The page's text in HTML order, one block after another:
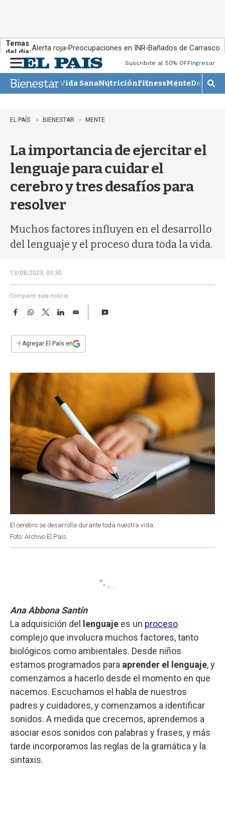
Temas
del día:Alerta roja Preocupaciones en INR Bañados de Carrasco
n
u
Suscribite al 50% OFFIngresar
Vida SanaNutriciónFitnessMente
M
o
a
EL PAÍS BIENESTAR MENTE
La importancia de ejercitar el
lenguaje para cuidar el
cerebro y tres desafíos para
resolver
Muchos factores influyen en el desarrollo
del lenguaje y el proceso dura toda la vida.
13/08/2023, 03:30
Compartir esta noticia
F
e
b
k
W
s
p
T
w
t
L
E
i
l
+Agregar El País en
El cerebro se desarrolla durante toda nuestra vida.
Foto: Archivo El País.
Ana Abbona Santín
La adquisición del
lenguaje es un proceso
complejo que involucra muchos factores, tanto
biológicos como ambientales. Desde niños
estamos programados para aprender el lenguaje, y
comenzamos a hacerlo desde el momento en que
nacemos. Escuchamos el habla de nuestros
padres y cuidadores, y comenzamos a identificar
sonidos. A medida que crecemos, aprendemos a
asociar esos sonidos con palabras y frases, y más
tarde incorporamos las reglas de la gramática y la
sintaxis.